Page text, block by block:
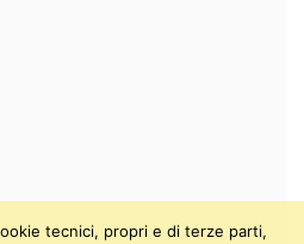
tecnici, propri e di terze parti,